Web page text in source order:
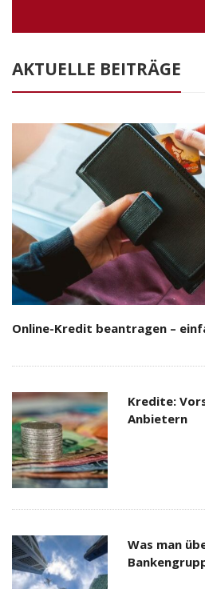
AKTUELLE BEITRÄGE
Online-Kredit beantragen –
Kredite:
Anbietern
Was man